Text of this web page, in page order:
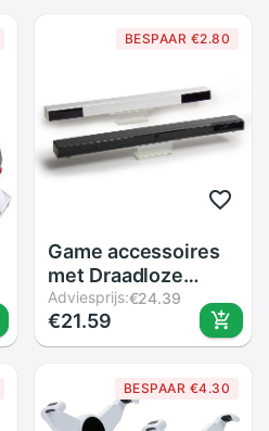
BESPAAR €2.80
Game accessoires
met Draadloze
Sensor Bar
Afstandsbediening
Infrarood Ray voor
Console (zwart of
wit voor optie)
Adviesprijs:€24.39
€21.59
BESPAAR €4.30